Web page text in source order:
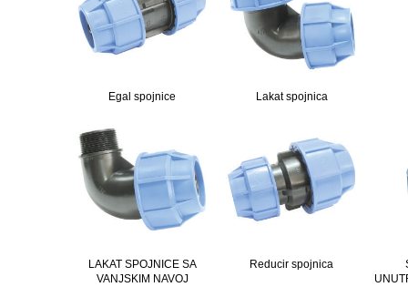
Egal spojnice Lakat spojnica
LAKAT SPOJNICE SA
VANJSKIM NAVOJ
Reducir spojnica